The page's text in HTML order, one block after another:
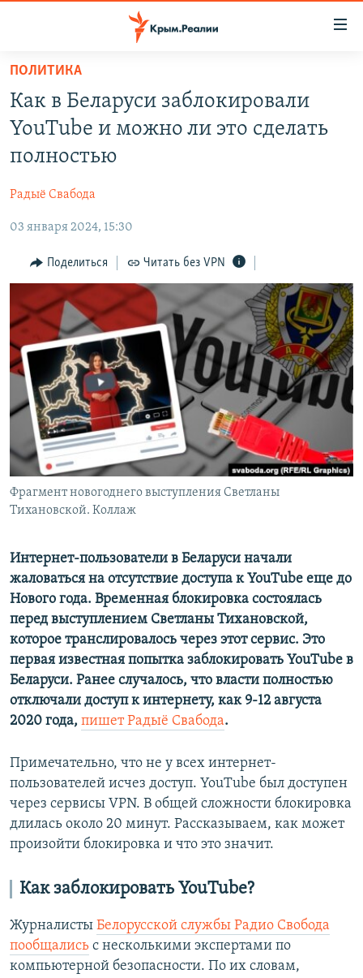
Вернуться
основному
содержанию
главной
Вернутся
поиску
СПЕЦПРОЕКТЫ
11 ЛЕТ ОККУПАЦИИ КРЫМА. 11 ИСТОРИЙ СОПРОТИВЛЕНИЯ
ЕЩЕ
ИНТЕРАКТИВ
ИНФОГРАФИКА
ТЕЛЕПРОЕКТ КРЫМ.РЕАЛИИ
СОВЕТЫ ПРАВОЗАЩИТНИКОВ
ПРОПАВШИЕ БЕЗ ВЕСТИ
ПОБЕДИТЕЛЕЙ НЕ СУДЯТ?
КРЫМ.НЕПОКОРЕННЫЙ
ELIFBE
УКРАИНСКАЯ ПРОБЛЕМА КРЫМА
РАДІО СВОБОДА
КАК ОБОЙТИ БЛОКИРОВКУ
Українською
Qırımtatar
ПРИСОЕДИНЯЙТЕСЬ!
Все сайты RFE/RL
ПОЛИТИКА
Как в Беларуси заблокировали
YouTube и можно ли это сделать
полностью
Радыё Свабода
03 января 2024, 15:30
Поделиться Читать без VPN
Фрагмент новогоднего выступления Светланы
Тихановской. Коллаж
Интернет-пользователи в Беларуси начали
жаловаться на отсутствие доступа к YouTube еще до
Нового года. Временная блокировка состоялась
перед выступлением Светланы Тихановской,
которое транслировалось через этот сервис. Это
первая известная попытка заблокировать YouTube в
Беларуси. Ранее случалось, что власти полностью
отключали доступ к интернету, как 9-12 августа
2020 года, пишет Радыё Свабода.
Примечательно, что не у всех интернет-
пользователей исчез доступ. YouTube был доступен
через сервисы VPN. В общей сложности блокировка
длилась около 20 минут. Рассказываем, как может
произойти блокировка и что это значит.
Как заблокировать YouTube?
Журналисты Белорусской службы Радио Свобода
пообщались с несколькими экспертами по
компьютерной безопасности. По их словам,